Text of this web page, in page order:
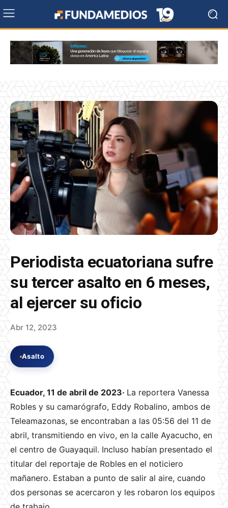
Periodista ecuatoriana sufre
su tercer asalto en 6 meses,
al ejercer su oficio
Abr 12, 2023
Asalto
Ecuador, 11 de abril de 2023· La reportera Vanessa
Robles y su camarógrafo, Eddy Robalino, ambos de
Teleamazonas, se encontraban a las 05:56 del 11 de
abril, transmitiendo en vivo, en la calle Ayacucho, en
el centro de Guayaquil. Incluso habían presentado el
titular del reportaje de Robles en el noticiero
mañanero. Estaban a punto de salir al aire, cuando
dos personas se acercaron y les robaron los equipos